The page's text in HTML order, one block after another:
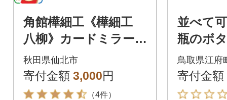
角館樺細工《樺細工
八柳》カードミラー|0
2_kdk-422401
秋田県仙北市
寄付金額 3,000円
（4件）
並べて
瓶のボ
ワー 大
ズ / 1
フル
鳥取県江府
寄付金額